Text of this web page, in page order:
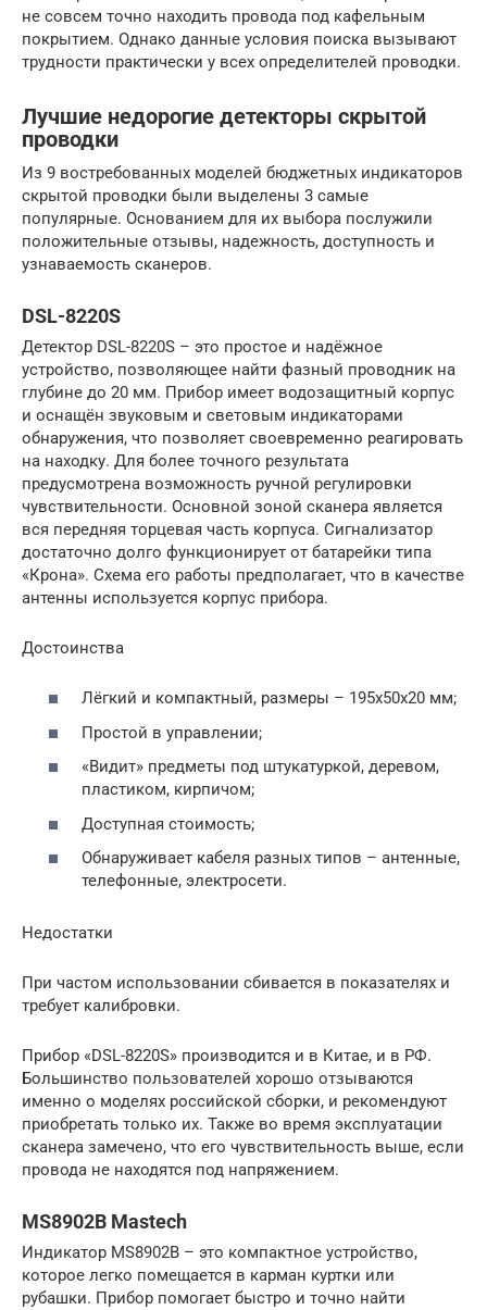
не совсем точно находить провода под кафельным
покрытием. Однако данные условия поиска вызывают
трудности практически у всех определителей проводки.
Лучшие недорогие детекторы скрытой
проводки
Из 9 востребованных моделей бюджетных индикаторов
скрытой проводки были выделены 3 самые
популярные. Основанием для их выбора послужили
положительные отзывы, надежность, доступность и
узнаваемость сканеров.
DSL-8220S
Детектор DSL-8220S – это простое и надёжное
устройство, позволяющее найти фазный проводник на
глубине до 20 мм. Прибор имеет водозащитный корпус
и оснащён звуковым и световым индикаторами
обнаружения, что позволяет своевременно реагировать
на находку. Для более точного результата
предусмотрена возможность ручной регулировки
чувствительности. Основной зоной сканера является
вся передняя торцевая часть корпуса. Сигнализатор
достаточно долго функционирует от батарейки типа
«Крона». Схема его работы предполагает, что в качестве
антенны используется корпус прибора.
Достоинства
Лёгкий и компактный, размеры – 195x50x20 мм;
Простой в управлении;
«Видит» предметы под штукатуркой, деревом,
пластиком, кирпичом;
Доступная стоимость;
Обнаруживает кабеля разных типов – антенные,
телефонные, электросети.
Недостатки
При частом использовании сбивается в показателях и
требует калибровки.
Прибор «DSL-8220S» производится и в Китае, и в РФ.
Большинство пользователей хорошо отзываются
именно о моделях российской сборки, и рекомендуют
приобретать только их. Также во время эксплуатации
сканера замечено, что его чувствительность выше, если
провода не находятся под напряжением.
MS8902B Mastech
Индикатор MS8902B – это компактное устройство,
которое легко помещается в карман куртки или
рубашки. Прибор помогает быстро и точно найти